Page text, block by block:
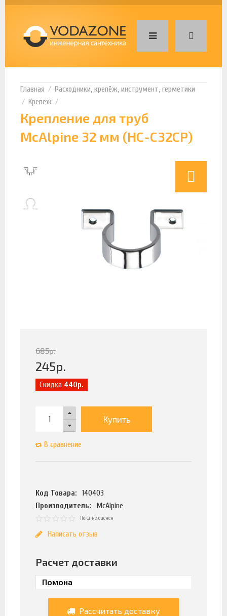
Расходники, крепёж, инструмент, герметики
Крепеж
Крепление для труб
McAlpine 32 мм (HC-C32CP)
685р.
245р.
Скидка 440р.
Купить
В сравнение
Код Товара:
140403
Производитель:
McAlpine
Пока не оценен
Написать отзыв
Расчет доставки
Рассчитать доставку